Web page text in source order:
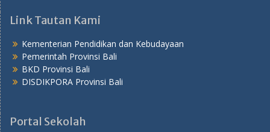
Link Tautan Kami
Kementerian Pendidikan dan Kebudayaan
Pemerintah Provinsi Bali
BKD Provinsi Bali
DISDIKPORA Provinsi Bali
Portal Sekolah